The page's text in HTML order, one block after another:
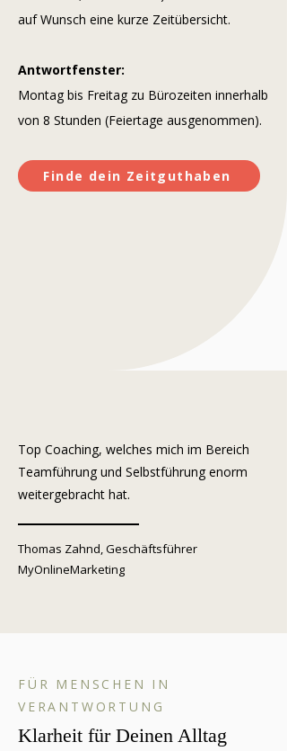
auf Wunsch eine kurze Zeitübersicht.
Antwortfenster:
Montag bis Freitag zu Bürozeiten innerhalb
von 8 Stunden (Feiertage ausgenommen).
Finde dein Zeitguthaben
Top Coaching, welches mich im Bereich
Teamführung und Selbstführung enorm
weitergebracht hat.
Thomas Zahnd, Geschäftsführer
MyOnlineMarketing
FÜR MENSCHEN IN
VERANTWORTUNG
Klarheit für Deinen Alltag